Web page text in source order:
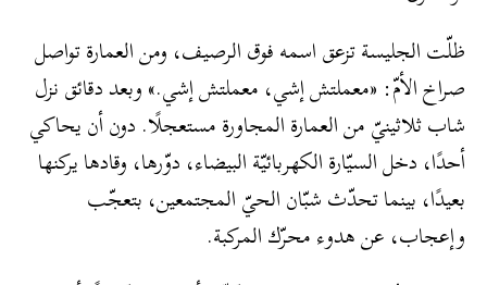
ظلّت الجليسة تزعق اسمه فوق الرصيف، ومن العمارة تواصل
صراخ الأمّ: «معملتش إشي، معملتش إشي.» وبعد دقائق نزل
شاب ثلاثينيّ من العمارة المجاورة مستعجلًا. دون أن يحاكي
أحدًا، دخل السيّارة الكهربائيّة البيضاء، دوّرها، وقادها يركنها
بعيدًا، بينما تحدّث شبّان الحيّ المجتمعين، بتعجّب
وإعجاب، عن هدوء محرّك المركبة.